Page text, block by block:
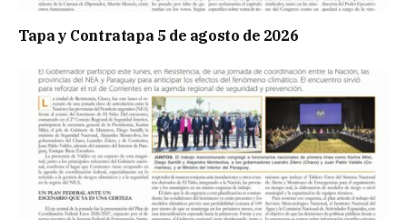
Tapa y Contratapa 5 de agosto de 2026